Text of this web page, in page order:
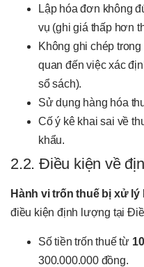
Lập hóa đơn không
vụ (ghi giá thấp hơn
Không ghi chép
quan đến việc xác
sổ sách).
Sử dụng hàng hóa
Cố ý kê khai sai về
khẩu.
2.2. Điều kiện về
Hành vi trốn thuế bị xử lý
điều kiện định lượng tại
Số tiền trốn thuế từ
300.000.000 đồng.